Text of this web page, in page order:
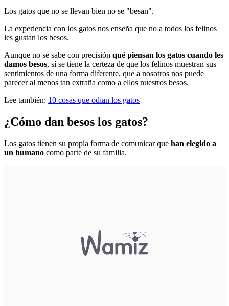
Los gatos que no se llevan bien no se "besan".
La experiencia con los gatos nos enseña que no a todos los felinos
les gustan los besos.
Aunque no se sabe con precisión qué piensan los gatos cuando les
damos besos, sí se tiene la certeza de que los felinos muestran sus
sentimientos de una forma diferente, que a nosotros nos puede
parecer al menos tan extraña como a ellos nuestros besos.
Lee también: 10 cosas que odian los gatos
¿Cómo dan besos los gatos?
Los gatos tienen su propia forma de comunicar que han elegido a
un humano como parte de su familia.